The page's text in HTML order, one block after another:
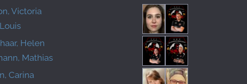
Victoria
Helen
Mathias
Carina